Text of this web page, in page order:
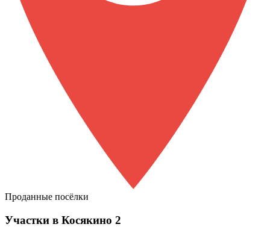
Проданные посёлки
Участки в Косякино 2